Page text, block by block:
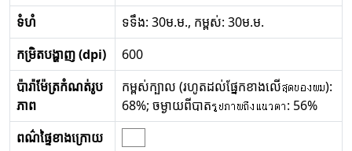
ទំហំ
ទទឹង: 30ម.ម., កម្ពស់: 30ម.ម.
កម្រិតបង្ហាញ (dpi)
600
ប៉ារ៉ាម៉ែត្រកំណត់រូប
ភាព
កម្ពស់ក្បាល (រហូតដល់ផ្នែកខាងលើสุดของผม):
68%; ចម្ងាយពីបាតรูปภาพถึงแนวตา: 56%
ពណ៌ផ្ទៃខាងក្រោយ